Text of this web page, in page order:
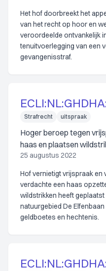
Het hof doorbreekt het
van het recht op hoor en
veroordeelde ontvankelijk
tenuitvoerlegging van een
gevangenisstraf.
Strafrecht uitspraak
Hoger beroep tegen
haas en plaatsen
25 augustus 2022
Hof vernietigt vrijspraak en
verdachte een haas
wildstrikken heeft
natuurgebied De
geldboetes en hechtenis.